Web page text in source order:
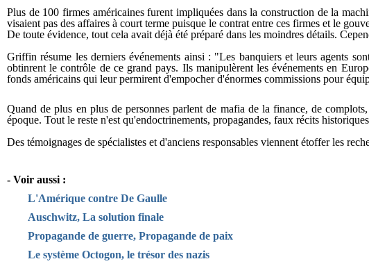
Plus de 100 firmes américaines furent impliquées dans la construction de la
visaient pas des affaires à court terme puisque le contrat entre ces firmes et le
De toute évidence, tout cela avait déjà été préparé dans les moindres détails.
Griffin résume les derniers événements ainsi : "Les banquiers et leurs agents
obtinrent le contrôle de ce grand pays. Ils manipulèrent les événements en
fonds américains qui leur permirent d'empocher d'énormes commissions pour
Quand de plus en plus de personnes parlent de mafia de la finance, de
époque. Tout le reste n'est qu'endoctrinements, propagandes, faux récits
Des témoignages de spécialistes et d'anciens responsables viennent étoffer les
- Voir aussi :
L'Amérique contre De Gaulle
Auschwitz, La solution finale
Propagande de guerre, Propagande de paix
Le système Octogon, le trésor des nazis